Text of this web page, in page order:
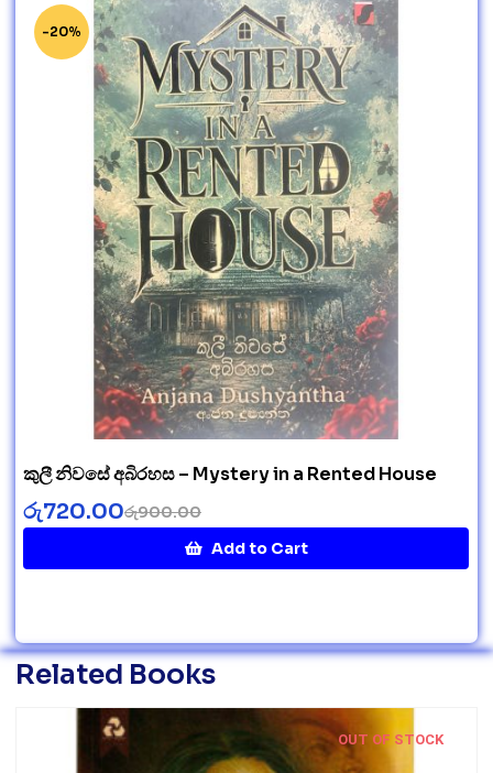
-20%
කුලී නිවසේ අබිරහස – Mystery in a Rented House
රු900.00
රු720.00
Add to Cart
Related Books
OUT OF STOCK